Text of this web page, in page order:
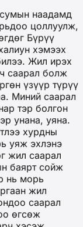
наадамд
цоллуулж,
Бүрүү
хэмээх
Жил ирэх
саарал болж
үзүүр түрүү
Миний саарал
тэр болгон
унана, уяна.
хурдны
уяж эхлэнэ
жил саарал
баярт сойж
нь морь
жил
саарал
өгсөж